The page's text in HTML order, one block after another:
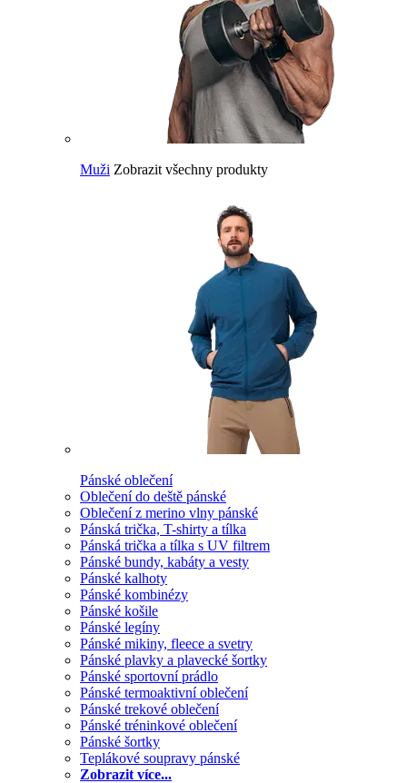
Muži Zobrazit všechny produkty
Pánské oblečení
Oblečení do deště pánské
Oblečení z merino vlny pánské
Pánská trička, T-shirty a tílka
Pánská trička a tílka s UV filtrem
Pánské bundy, kabáty a vesty
Pánské kalhoty
Pánské kombinézy
Pánské košile
Pánské legíny
Pánské mikiny, fleece a svetry
Pánské plavky a plavecké šortky
Pánské sportovní prádlo
Pánské termoaktivní oblečení
Pánské trekové oblečení
Pánské tréninkové oblečení
Pánské šortky
Teplákové soupravy pánské
Zobrazit více...